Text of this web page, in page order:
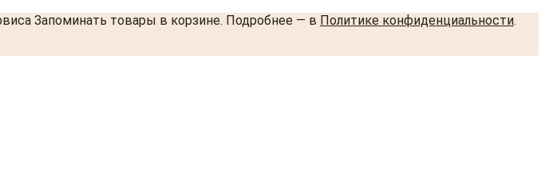
Запоминать товары в корзине. Подробнее — в Политике конфиденциальности.